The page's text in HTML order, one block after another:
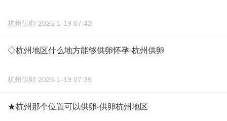
杭州供卵 2026-1-19 07:43
◇杭州地区什么地方能够供卵怀孕-杭州供卵
杭州供卵 2026-1-19 07:39
★杭州那个位置可以供卵-供卵杭州地区